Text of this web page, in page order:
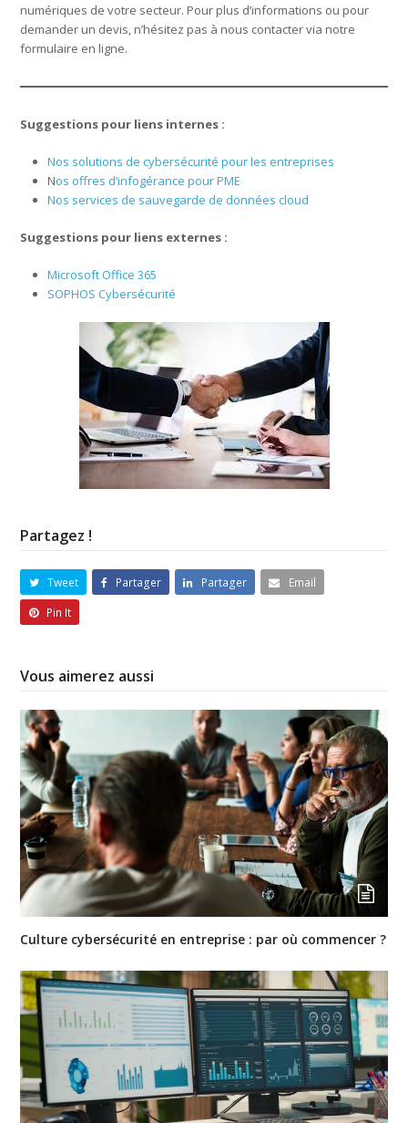
numériques de votre secteur. Pour plus d’informations ou pour
demander un devis, n’hésitez pas à nous contacter via notre
formulaire en ligne.
Suggestions pour liens internes :
Nos solutions de cybersécurité pour les entreprises
Nos offres d’infogérance pour PME
Nos services de sauvegarde de données cloud
Suggestions pour liens externes :
Microsoft Office 365
SOPHOS Cybersécurité
Partagez !
Tweet Partager Partager
Email
Pin It
Vous aimerez aussi
Culture cybersécurité en entreprise : par où commencer ?